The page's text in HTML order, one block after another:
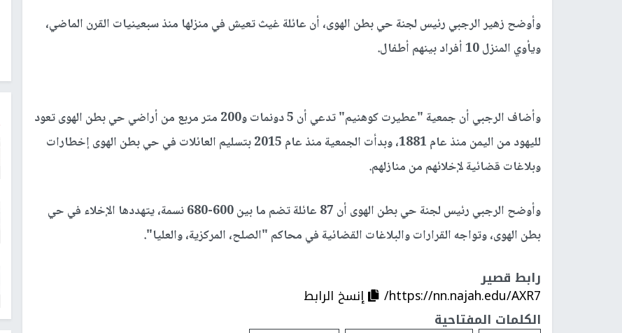
وأوضح زهير الرجبي رئيس لجنة حي بطن الهوى، أن عائلة غيث تعيش في منزلها منذ سبعينيات القرن الماضي،
ويأوي المنزل 10 أفراد بينهم أطفال.
وأضاف الرجبي أن جمعية "عطيرت كوهنيم" تدعي أن 5 دونمات و200 متر مربع من أراضي حي بطن الهوى تعود
لليهود من اليمن منذ عام 1881، وبدأت الجمعية منذ عام 2015 بتسليم العائلات في حي بطن الهوى إخطارات
وبلاغات قضائية لإخلائهم من منازلهم.
وأوضح الرجبي رئيس لجنة حي بطن الهوى أن 87 عائلة تضم ما بين 600-680 نسمة، يتهددها الإخلاء في حي
بطن الهوى، وتواجه القرارات والبلاغات القضائية في محاكم "الصلح، المركزية، والعليا".
رابط قصير
https://nn.najah.edu/AXR7/
إنسخ الرابط
الكلمات المفتاحية